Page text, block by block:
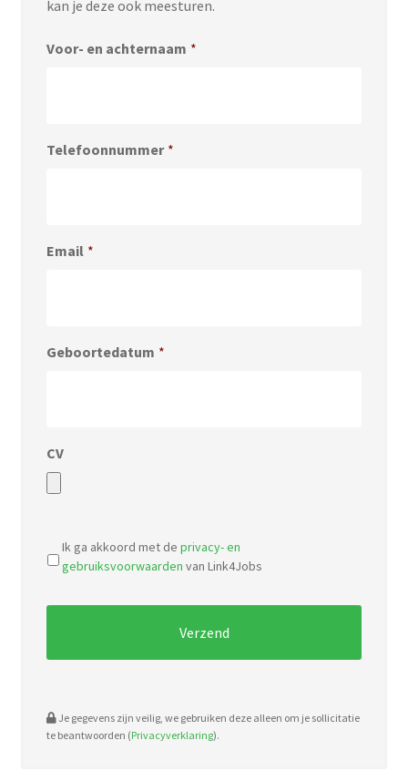
kan je deze ook meesturen.
Voor- en achternaam *
Telefoonnummer *
Email *
Geboortedatum *
CV
types:
pdf,
doc.
Ik ga akkoord met de privacy- en
gebruiksvoorwaarden van Link4Jobs
Je gegevens zijn veilig, we gebruiken deze alleen om je sollicitatie
te beantwoorden (Privacyverklaring).